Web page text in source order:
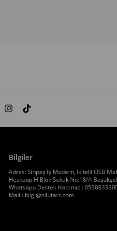
Bilgiler
Adres: Sinpaş İş Modern, İkitelli OSB
Heskoop H Blok Sokak No:18/A
Whatsapp Destek Hattımız :
Mail : bilgi@nilufarr.com